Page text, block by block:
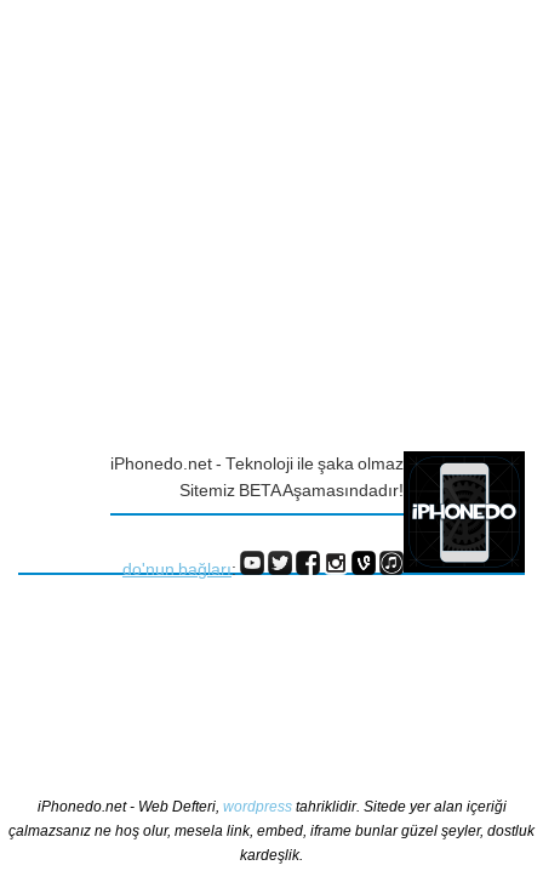
iPhonedo.net - Teknoloji ile şaka olmaz
Sitemiz BETA Aşamasındadır!
do'nun bağları:
iPhonedo.net - Web Defteri, wordpresstahriklidir. Sitede yer alan içeriği
çalmazsanız ne hoş olur, mesela link, embed, iframe bunlar güzel şeyler, dostluk
kardeşlik.